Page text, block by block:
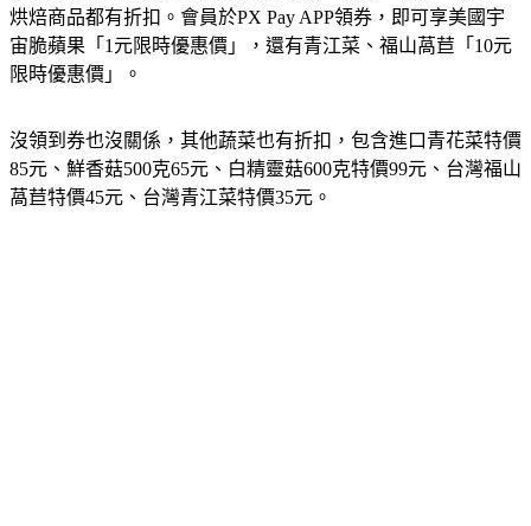
宙脆蘋果「1元限時優惠價」，還有青江菜、福山萵苣「10元
限時優惠價」。
85元、鮮香菇500克65元、白精靈菇600克特價99元、台灣福山
萵苣特價45元、台灣青江菜特價35元。